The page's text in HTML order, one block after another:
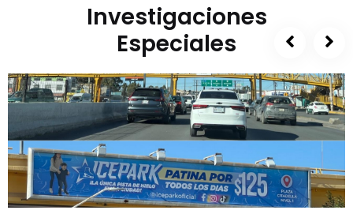
Investigaciones
Especiales